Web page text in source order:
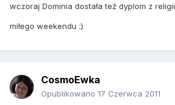
wczoraj Dominia dostała też dyplom z religii
miłego weekendu :)
CosmoEwka
Opublikowano 17 Czerwca 2011